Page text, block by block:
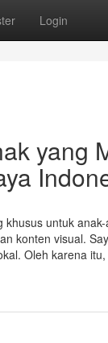
Login
yang
untuk
konten visual.
Oleh karena